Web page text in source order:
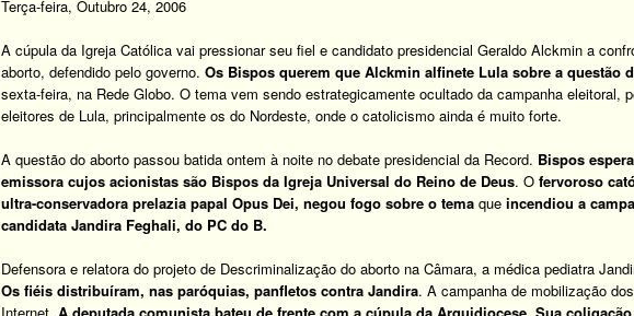
Terça-feira, Outubro 24, 2006
A cúpula da Igreja Católica vai pressionar seu fiel e candidato presidencial Geraldo Alckmin a
aborto, defendido pelo governo. Os Bispos querem que Alckmin alfinete Lula sobre a questão
sexta-feira, na Rede Globo. O tema vem sendo estrategicamente ocultado da campanha eleitoral,
eleitores de Lula, principalmente os do Nordeste, onde o catolicismo ainda é muito forte.
A questão do aborto passou batida ontem à noite no debate presidencial da Record. Bispos
emissora cujos acionistas são Bispos da Igreja Universal do Reino de Deus. O fervoroso
ultra-conservadora prelazia papal Opus Dei, negou fogo sobre o tema que incendiou a
candidata Jandira Feghali, do PC do B.
Defensora e relatora do projeto de Descriminalização do aborto na Câmara, a médica pediatra
Os fiéis distribuíram, nas paróquias, panfletos contra Jandira. A campanha de mobilização